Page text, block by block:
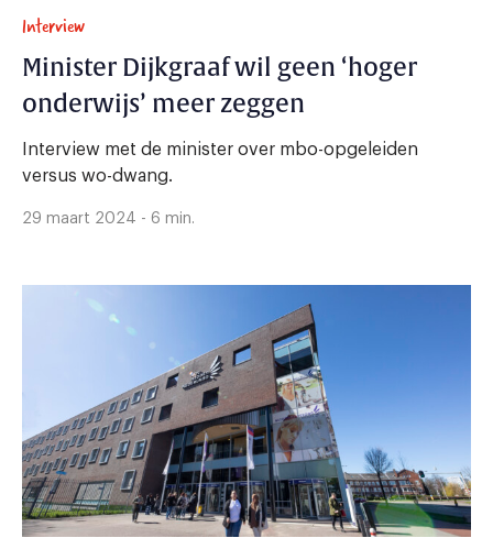
Interview
Minister Dijkgraaf wil geen ‘hoger
onderwijs’ meer zeggen
Interview met de minister over mbo-opgeleiden
versus wo-dwang.
29 maart 2024 - 6 min.